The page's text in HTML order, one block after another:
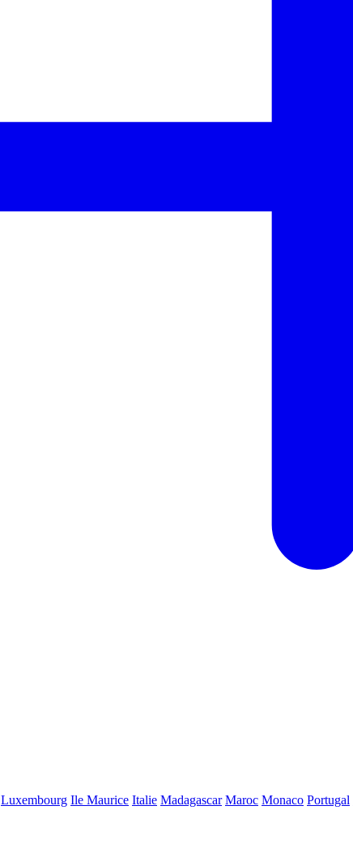
Luxembourg Ile Maurice Italie Madagascar Maroc Monaco Portugal